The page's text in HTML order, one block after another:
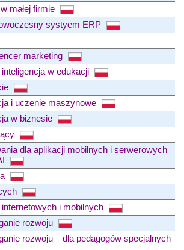
małej firmie
systyem ERP
marketing
w edukacji
i uczenie maszynowe
w biznesie
dla aplikacji mobilnych i serwerowych
i mobilnych
rozwoju
rozwoju – dla pedagogów specjalnych